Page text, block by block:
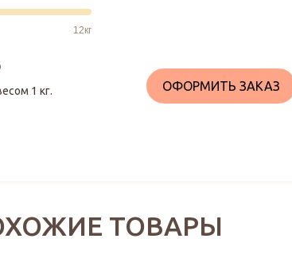
1 кг. ОФОРМИТЬ ЗАКАЗ
ТОВАРЫ